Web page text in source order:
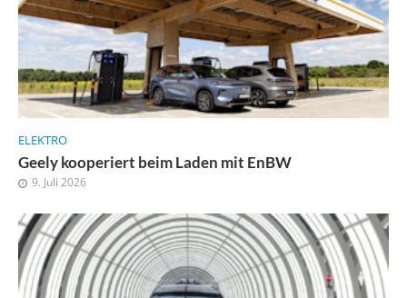
ELEKTRO
Geely kooperiert beim Laden mit EnBW
9. Juli 2026